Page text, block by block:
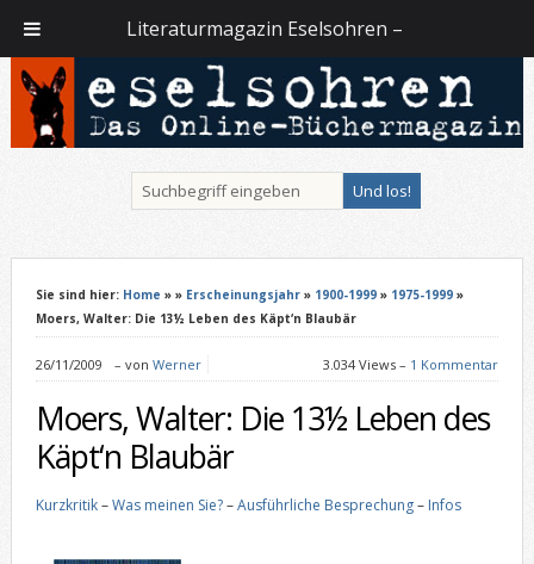
Sie sind hier: Home » » Erscheinungsjahr» 1900-1999» 1975-1999»
Moers, Walter: Die 13½ Leben des Käpt‘n Blaubär
26/11/2009 – von Werner 3.034 Views – 1 Kommentar
Moers, Walter: Die 13½ Leben des
Käpt‘n Blaubär
Kurzkritik–Was meinen Sie?–Ausführliche Besprechung– Infos
Literaturmagazin Eselsohren –